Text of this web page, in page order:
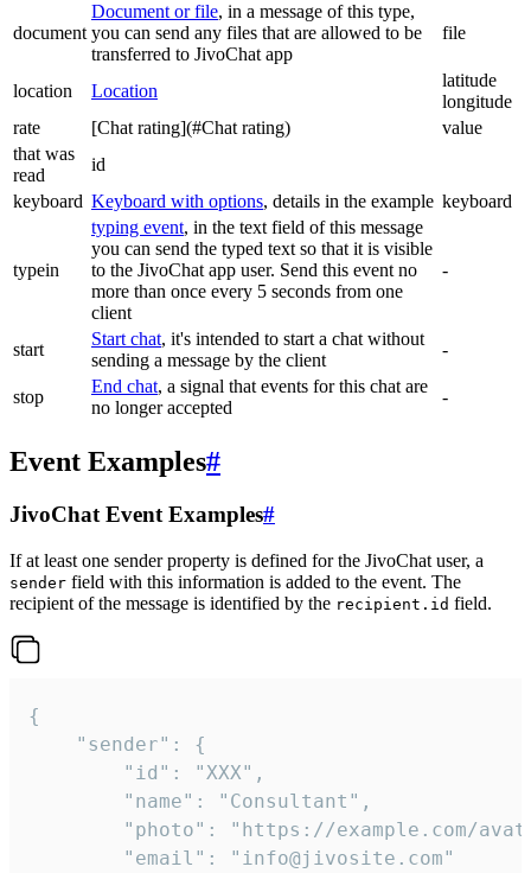
document
Document or file, in a message of this type,
you can send any files that are allowed to be
transferred to JivoChat app
file
location Location
latitude
longitude
rate
[Chat rating](#Chat rating)
value
that was
read
id
keyboard Keyboard with options, details in the example keyboard
typein
typing event, in the text field of this message
you can send the typed text so that it is visible
to the JivoChat app user. Send this event no
more than once every 5 seconds from one
client
-
start
Start chat, it's intended to start a chat without
sending a message by the client
-
stop
End chat, a signal that events for this chat are
no longer accepted
-
Event Examples#
JivoChat Event Examples#
If at least one sender property is defined for the JivoChat user, a
sender field with this information is added to the event. The
recipient of the message is identified by the recipient.id field.
{